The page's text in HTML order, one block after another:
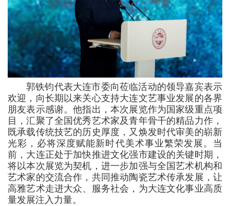
郭铁钧代表大连市委向莅临活动的领导嘉宾表示
欢迎，向长期以来关心支持大连文艺事业发展的各界
朋友表示感谢。他指出，本次展览作为国家级重点项
目，汇聚了全国优秀艺术家及青年骨干的精品力作，
既承载传统技艺的历史厚度，又焕发时代审美的崭新
光彩，必将深度赋能新时代美术事业繁荣发展。当
前，大连正处于加快推进文化强市建设的关键时期，
将以本次展览为契机，进一步加强与全国艺术机构和
艺术家的交流合作，共同推动陶瓷艺术传承发展，让
高雅艺术走进大众、服务社会，为大连文化事业高质
量发展注入力量。